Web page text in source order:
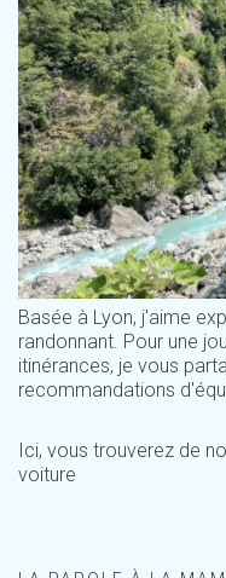
Basée à Lyon, j'aime
randonnant. Pour une
itinérances, je vous
recommandations
Ici, vous trouverez de
voiture